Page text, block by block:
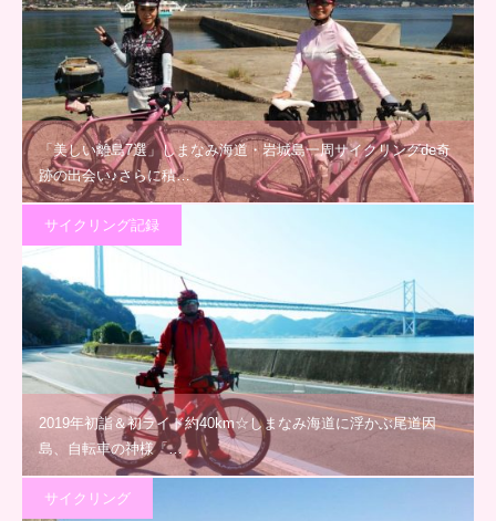
「美しい離島7選」しまなみ海道・岩城島一周サイクリングde奇
跡の出会い♪さらに積…
サイクリング記録
2019年初詣＆初ライド約40km☆しまなみ海道に浮かぶ尾道因
島、自転車の神様「…
サイクリング